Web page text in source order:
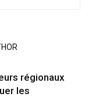
régionaux
les